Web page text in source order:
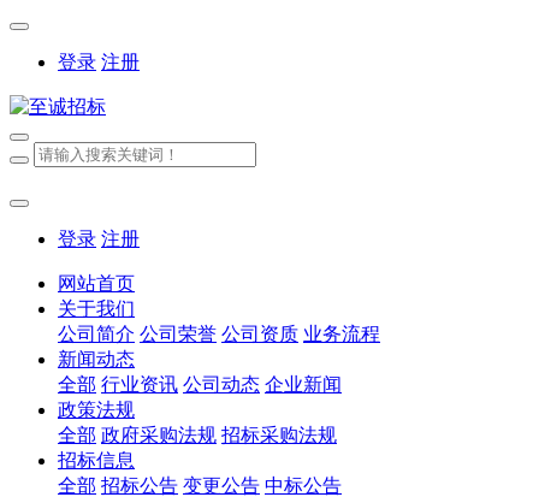
登录 注册
登录 注册
网站首页
关于我们
公司简介 公司荣誉 公司资质 业务流程
新闻动态
全部 行业资讯 公司动态 企业新闻
政策法规
全部 政府采购法规 招标采购法规
招标信息
全部 招标公告 变更公告 中标公告